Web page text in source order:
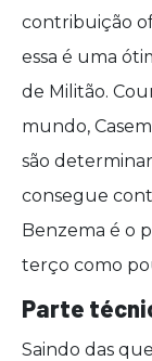
contribuição
essa é uma
de Militão.
mundo,
são
consegue
Benzema é o
terço como
Parte
Saindo das